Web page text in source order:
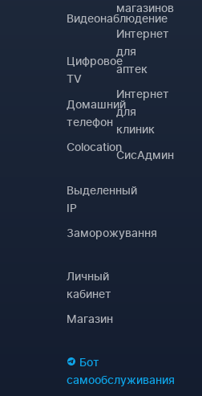
Видеонаблюдение
Цифровое
TV
Домашний
телефон
Colocation
Выделенный
IP
Заморожування
Личный
кабинет
Магазин
Бот
самообслуживания
магазинов
Интернет
для
аптек
Интернет
для
клиник
СисАдмин